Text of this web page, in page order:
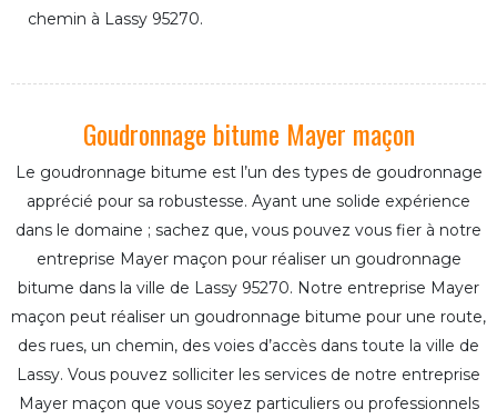
chemin à Lassy 95270.
Goudronnage bitume Mayer maçon
Le goudronnage bitume est l’un des types de goudronnage
apprécié pour sa robustesse. Ayant une solide expérience
dans le domaine ; sachez que, vous pouvez vous fier à notre
entreprise Mayer maçon pour réaliser un goudronnage
bitume dans la ville de Lassy 95270. Notre entreprise Mayer
maçon peut réaliser un goudronnage bitume pour une route,
des rues, un chemin, des voies d’accès dans toute la ville de
Lassy. Vous pouvez solliciter les services de notre entreprise
Mayer maçon que vous soyez particuliers ou professionnels